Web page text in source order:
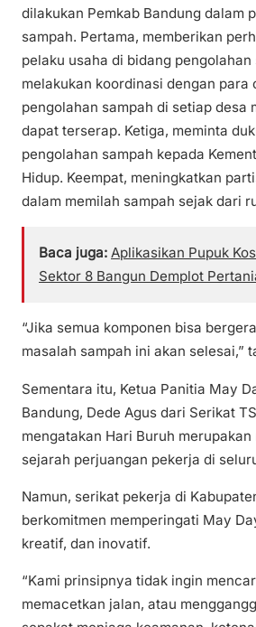
dilakukan Pemkab Bandung dalam
sampah. Pertama, memberikan
pelaku usaha di bidang pengolahan
melakukan koordinasi dengan
pengolahan sampah di setiap desa
dapat terserap. Ketiga, meminta
pengolahan sampah kepada
Hidup. Keempat, meningkatkan
dalam memilah sampah sejak dari
Baca juga: Aplikasikan Pupuk
Sektor 8 Bangun Demplot
“Jika semua komponen bisa
masalah sampah ini akan selesai,”
Sementara itu, Ketua Panitia May
Bandung, Dede Agus dari Serikat
mengatakan Hari Buruh
sejarah perjuangan pekerja di
Namun, serikat pekerja di
berkomitmen memperingati May
kreatif, dan inovatif.
“Kami prinsipnya tidak ingin
memacetkan jalan, atau